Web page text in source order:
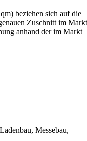
beziehen sich auf die
Zuschnitt im Markt
anhand der im Markt
Messebau,